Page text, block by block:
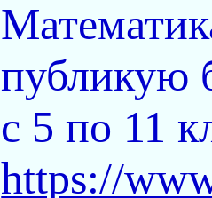
публикую
с 5 по 11
https://